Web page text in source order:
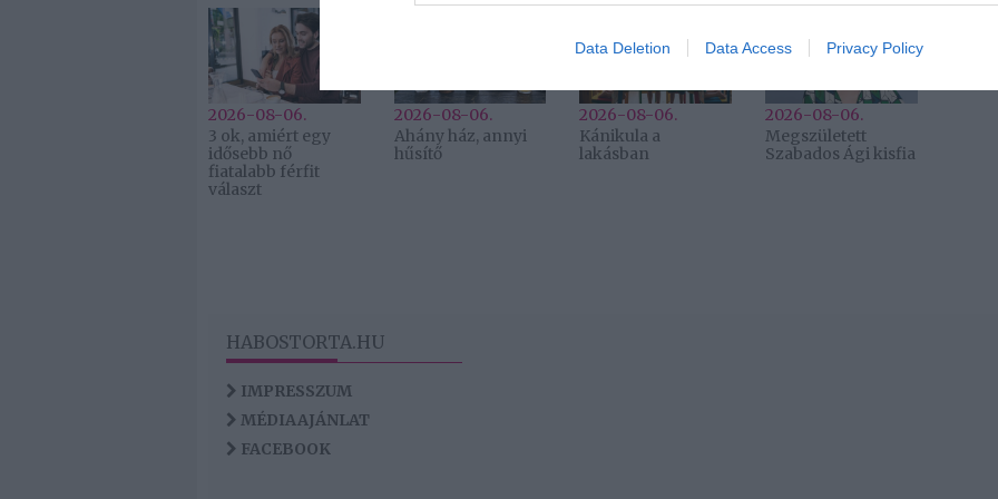
web or device identifiers in apps.
I want to allow Google to enable storage related to functionality of the website
Data Deletion Data Access Privacy Policy
2026-08-06.
3 ok, amiért egy
idősebb nő
fiatalabb férfit
választ
2026-08-06.
Ahány ház, annyi
hűsítő
2026-08-06.
Kánikula a
lakásban
2026-08-06.
Megszületett
Szabados Ági kisfia
HABOSTORTA.HU
IMPRESSZUM
MÉDIAAJÁNLAT
FACEBOOK